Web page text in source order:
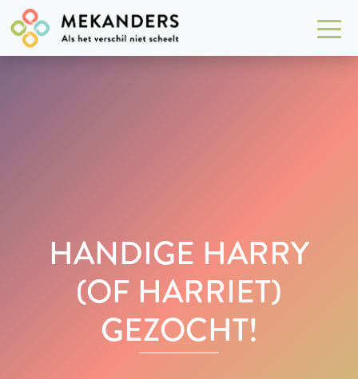
HANDIGE HARRY
(OF HARRIET)
GEZOCHT!